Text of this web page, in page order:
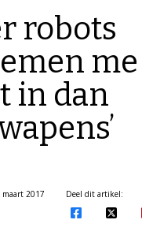
robots
in dan
maart 2017
Deel dit artikel: